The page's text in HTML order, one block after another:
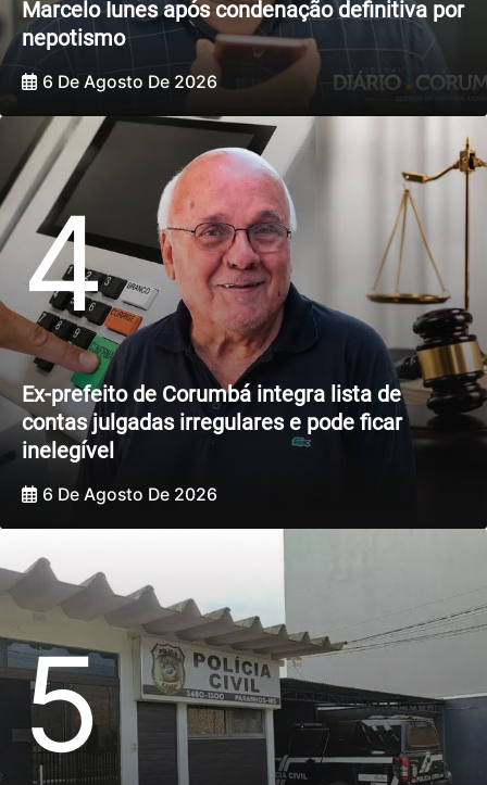
Marcelo Iunes após condenação definitiva por
nepotismo
6 De Agosto De 2026
4
Ex-prefeito de Corumbá integra lista de
contas julgadas irregulares e pode ficar
inelegível
6 De Agosto De 2026
5